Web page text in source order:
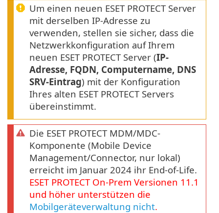
Um einen neuen ESET PROTECT Server
mit derselben IP-Adresse zu
verwenden, stellen sie sicher, dass die
Netzwerkkonfiguration auf Ihrem
neuen ESET PROTECT Server (IP-
Adresse, FQDN, Computername, DNS
SRV-Eintrag) mit der Konfiguration
Ihres alten ESET PROTECT Servers
übereinstimmt.
Die ESET PROTECT MDM/MDC-
Komponente (Mobile Device
Management/Connector, nur lokal)
erreicht im Januar 2024 ihr End-of-Life.
ESET PROTECT On-Prem Versionen 11.1
und höher unterstützen die
Mobilgeräteverwaltung nicht.